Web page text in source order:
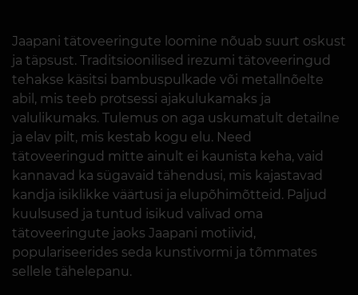
Jaapani tätoveeringute loomine nõuab suurt oskust
ja täpsust. Traditsioonilised irezumi tätoveeringud
tehakse käsitsi bambuspulkade või metallnõelte
abil, mis teeb protsessi ajakulukamaks ja
valulikumaks. Tulemus on aga uskumatult detailne
ja elav pilt, mis kestab kogu elu. Need
tätoveeringud mitte ainult ei kaunista keha, vaid
kannavad ka sügavaid tähendusi, mis kajastavad
kandja isiklikke väärtusi ja elupõhimõtteid. Paljud
kuulsused ja tuntud isikud valivad oma
tätoveeringute jaoks Jaapani motiivid,
populariseerides seda kunstivormi ja tõmmates
sellele tähelepanu.